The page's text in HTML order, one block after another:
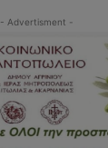
- Advertisment -